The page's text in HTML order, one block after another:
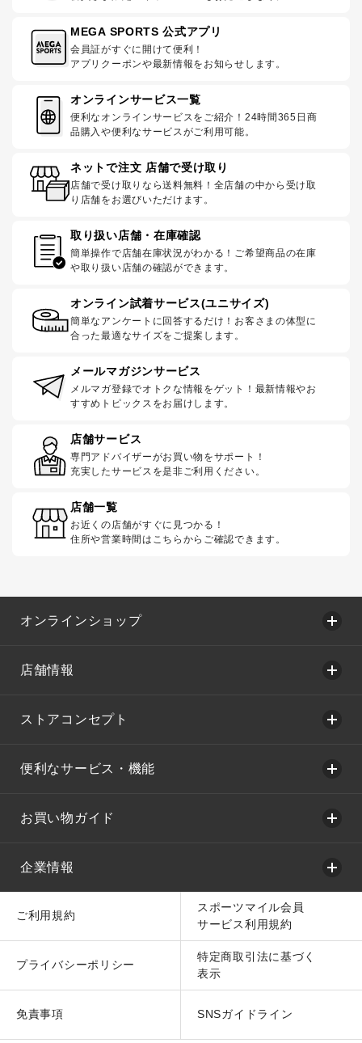
MEGA SPORTS 公式アプリ
会員証がすぐに開けて便利！
アプリクーポンや最新情報をお知らせします。
オンラインサービス一覧
便利なオンラインサービスをご紹介！24時間365日商
品購入や便利なサービスがご利用可能。
ネットで注文 店舗で受け取り
店舗で受け取りなら送料無料！全店舗の中から受け取
り店舗をお選びいただけます。
取り扱い店舗・在庫確認
簡単操作で店舗在庫状況がわかる！ご希望商品の在庫
や取り扱い店舗の確認ができます。
オンライン試着サービス(ユニサイズ)
簡単なアンケートに回答するだけ！お客さまの体型に
合った最適なサイズをご提案します。
メールマガジンサービス
メルマガ登録でオトクな情報をゲット！最新情報やお
すすめトピックスをお届けします。
店舗サービス
専門アドバイザーがお買い物をサポート！
充実したサービスを是非ご利用ください。
店舗一覧
お近くの店舗がすぐに見つかる！
住所や営業時間はこちらからご確認できます。
オンラインショップ
店舗情報
ストアコンセプト
便利なサービス・機能
お買い物ガイド
企業情報
ご利用規約
スポーツマイル会員
サービス利用規約
プライバシーポリシー
特定商取引法に基づく
表示
免責事項 SNSガイドライン